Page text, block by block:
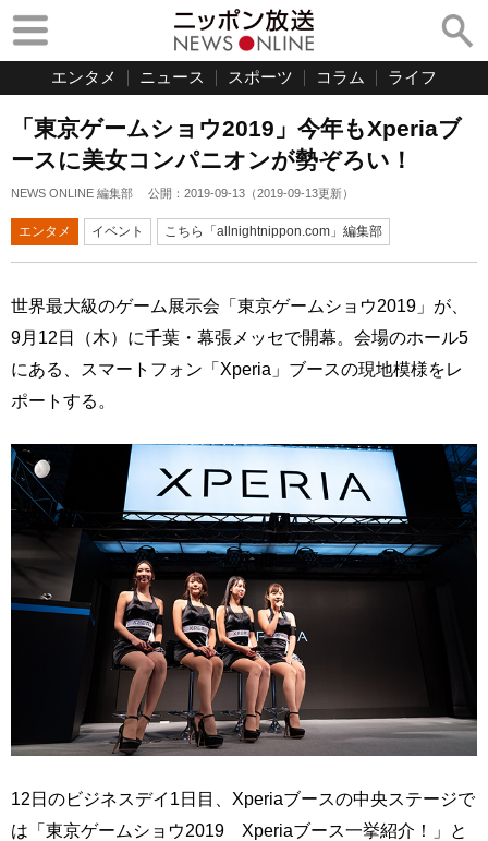
エンタメ ニュース スポーツ コラム ライフ
「東京ゲームショウ2019」今年もXperiaブ
ースに美女コンパニオンが勢ぞろい！
NEWS ONLINE 編集部 公開： 2019-09-13 （2019-09-13更新）
エンタメ イベント こちら「allnightnippon.com」編集部
世界最大級のゲーム展示会「東京ゲームショウ2019」が、
9月12日（木）に千葉・幕張メッセで開幕。会場のホール5
にある、スマートフォン「Xperia」ブースの現地模様をレ
ポートする。
12日のビジネスデイ1日目、Xperiaブースの中央ステージで
は「東京ゲームショウ2019 Xperiaブース一挙紹介！」と